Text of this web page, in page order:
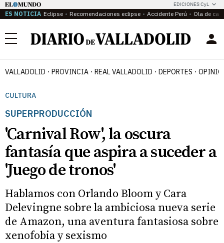
EDICIONES CyL
ES NOTICIA Eclipse Recomendaciones eclipse Accidente Perú Ola de
Menú
VALLADOLID PROVINCIA REAL VALLADOLID DEPORTES
CULTURA
SUPERPRODUCCIÓN
'Carnival Row', la oscura
fantasía que aspira a suceder a
'Juego de tronos'
Hablamos con Orlando Bloom y Cara
Delevingne sobre la ambiciosa nueva serie
de Amazon, una aventura fantasiosa sobre
xenofobia y sexismo